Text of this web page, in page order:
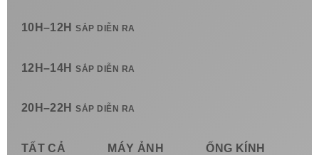
10H–12H SẮP DIỄN RA
12H–14H SẮP DIỄN RA
20H–22H SẮP DIỄN RA
TẤT CẢ MÁY ẢNH ỐNG KÍNH